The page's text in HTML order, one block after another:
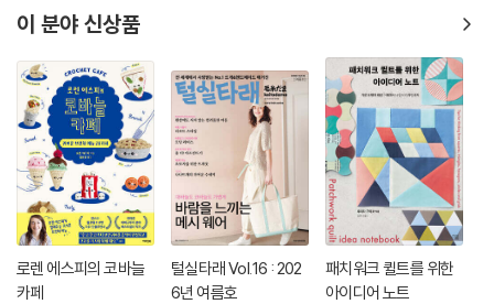
이 분야 신상품
로렌 에스피의 코바늘
카페
털실타래 Vol.16 : 202
6년 여름호
패치워크 퀼트를 위한
아이디어 노트